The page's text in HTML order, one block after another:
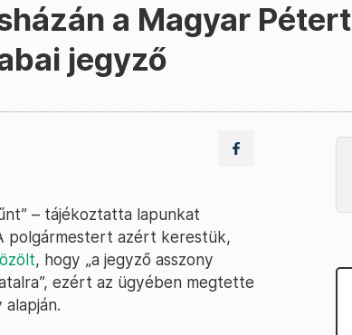
a Magyar
jegyző
– tájékoztatta lapunkat
polgármestert azért kerestük,
, hogy „a jegyző asszony
ezért az ügyében megtette